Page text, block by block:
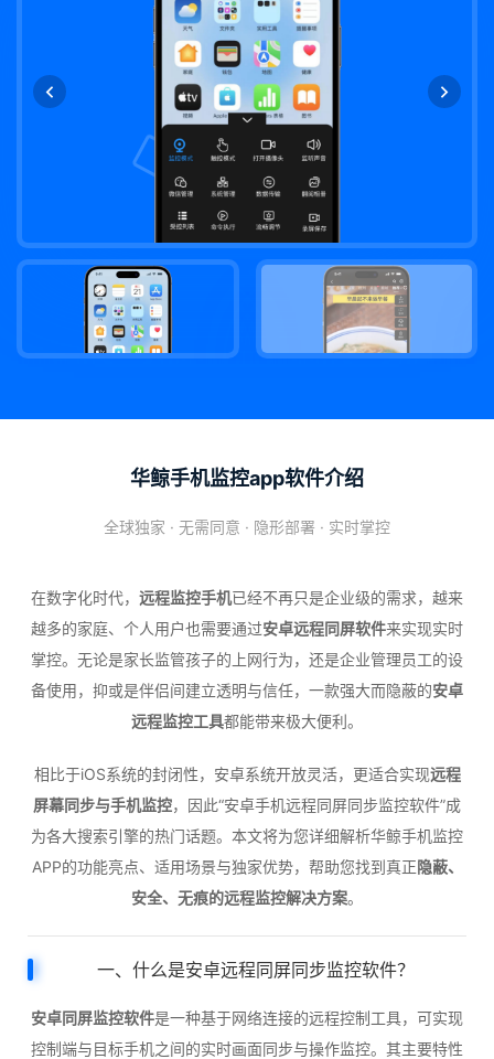
华鲸手机监控app软件介绍
全球独家 · 无需同意 · 隐形部署 · 实时掌控
在数字化时代， 远程监控手机已经不再只是企业级的需求，越来
越多的家庭、个人用户也需要通过安卓远程同屏软件来实现实时
掌控。无论是家长监管孩子的上网行为，还是企业管理员工的设
备使用，抑或是伴侣间建立透明与信任，一款强大而隐蔽的安卓
远程监控工具都能带来极大便利。
相比于iOS系统的封闭性，安卓系统开放灵活，更适合实现远程
屏幕同步与手机监控，因此“安卓手机远程同屏同步监控软件”成
为各大搜索引擎的热门话题。本文将为您详细解析华鲸手机监控
APP的功能亮点、适用场景与独家优势，帮助您找到真正隐蔽、
安全、无痕的远程监控解决方案。
一、什么是安卓远程同屏同步监控软件？
安卓同屏监控软件是一种基于网络连接的远程控制工具，可实现
控制端与目标手机之间的实时画面同步与操作监控。其主要特性